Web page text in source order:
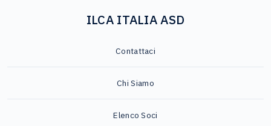
ILCA ITALIA ASD
Contattaci
Chi Siamo
Elenco Soci